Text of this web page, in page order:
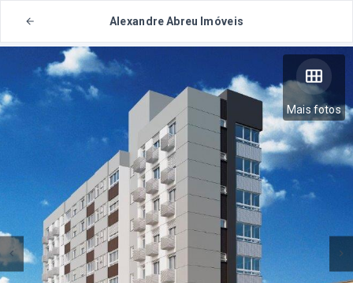
Alexandre Abreu Imóveis
Mais fotos